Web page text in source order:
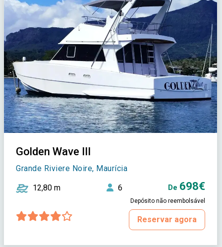
Golden Wave III
Grande Riviere Noire, Maurícia
12,80 m 6 De 698€
Depósito não reembolsável
Reservar agora